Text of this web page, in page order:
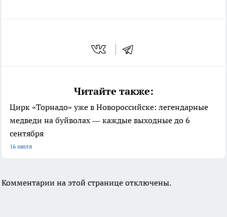
Читайте также:
Цирк «Торнадо» уже в Новороссийске: легендарные
медведи на буйволах — каждые выходные до 6
сентября
16 июля
Комментарии на этой странице отключены.